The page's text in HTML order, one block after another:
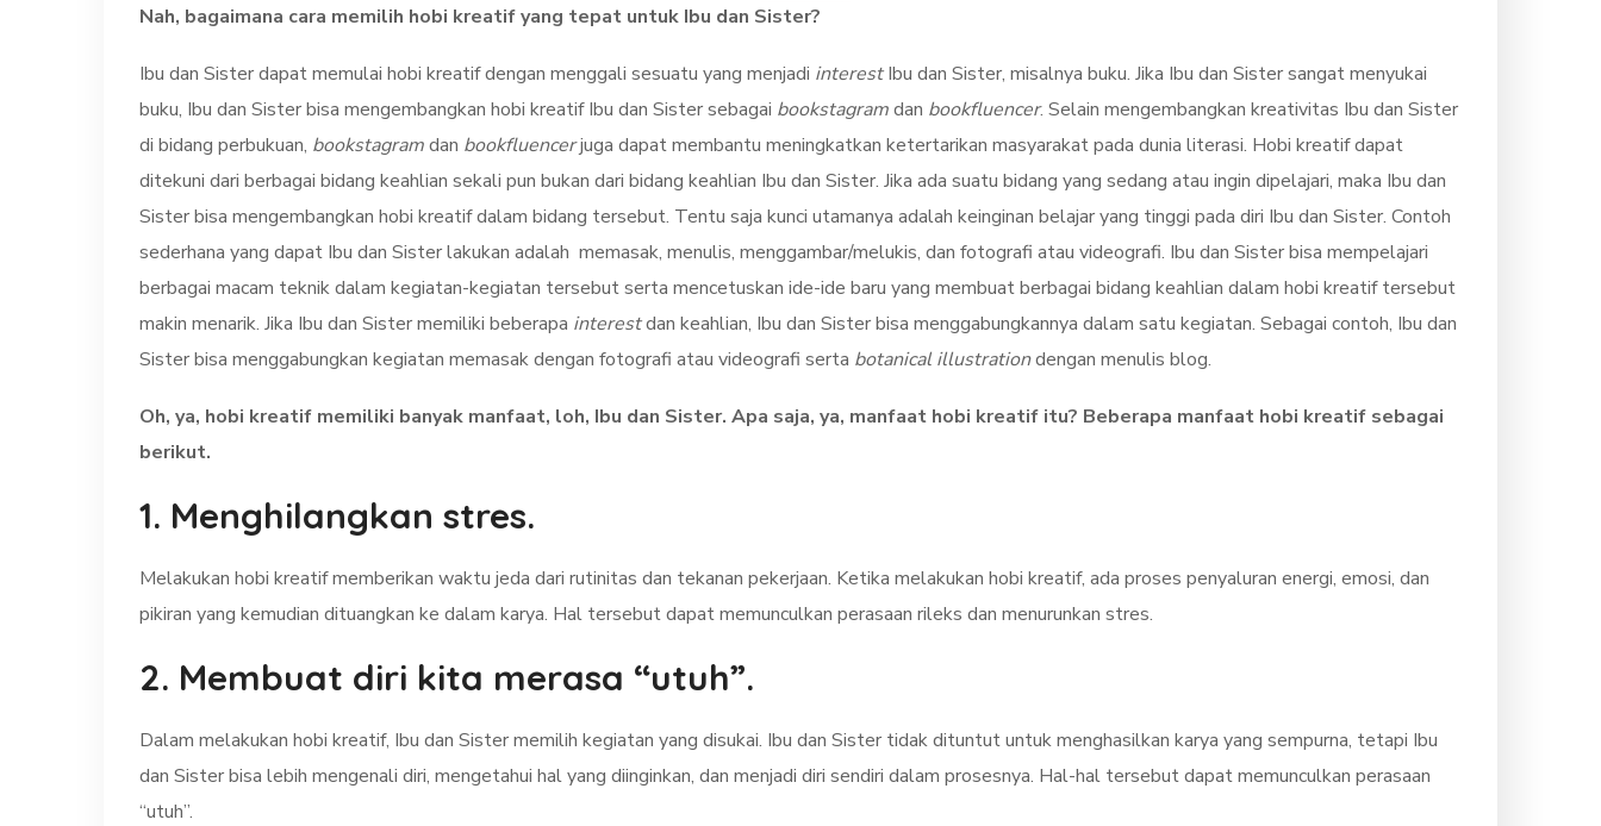
Nah, bagaimana cara memilih hobi kreatif yang tepat untuk Ibu dan Sister?
Ibu dan Sister dapat memulai hobi kreatif dengan menggali sesuatu yang menjadi interestIbu dan Sister, misalnya buku. Jika Ibu dan Sister sangat menyukai
buku, Ibu dan Sister bisa mengembangkan hobi kreatif Ibu dan Sister sebagai bookstagramdan bookfluencer. Selain mengembangkan kreativitas Ibu dan Sister
di bidang perbukuan, bookstagramdan bookfluencerjuga dapat membantu meningkatkan ketertarikan masyarakat pada dunia literasi. Hobi kreatif dapat
ditekuni dari berbagai bidang keahlian sekali pun bukan dari bidang keahlian Ibu dan Sister. Jika ada suatu bidang yang sedang atau ingin dipelajari, maka Ibu dan
Sister bisa mengembangkan hobi kreatif dalam bidang tersebut. Tentu saja kunci utamanya adalah keinginan belajar yang tinggi pada diri Ibu dan Sister. Contoh
sederhana yang dapat Ibu dan Sister lakukan adalah memasak, menulis, menggambar/melukis, dan fotografi atau videografi. Ibu dan Sister bisa mempelajari
berbagai macam teknik dalam kegiatan-kegiatan tersebut serta mencetuskan ide-ide baru yang membuat berbagai bidang keahlian dalam hobi kreatif tersebut
makin menarik. Jika Ibu dan Sister memiliki beberapa interestdan keahlian, Ibu dan Sister bisa menggabungkannya dalam satu kegiatan. Sebagai contoh, Ibu dan
Sister bisa menggabungkan kegiatan memasak dengan fotografi atau videografi serta botanical illustrationdengan menulis blog.
Oh, ya, hobi kreatif memiliki banyak manfaat, loh, Ibu dan Sister. Apa saja, ya, manfaat hobi kreatif itu? Beberapa manfaat hobi kreatif sebagai
berikut.
1. Menghilangkan stres.
Melakukan hobi kreatif memberikan waktu jeda dari rutinitas dan tekanan pekerjaan. Ketika melakukan hobi kreatif, ada proses penyaluran energi, emosi, dan
pikiran yang kemudian dituangkan ke dalam karya. Hal tersebut dapat memunculkan perasaan rileks dan menurunkan stres.
2. Membuat diri kita merasa “utuh”.
Dalam melakukan hobi kreatif, Ibu dan Sister memilih kegiatan yang disukai. Ibu dan Sister tidak dituntut untuk menghasilkan karya yang sempurna, tetapi Ibu
dan Sister bisa lebih mengenali diri, mengetahui hal yang diinginkan, dan menjadi diri sendiri dalam prosesnya. Hal-hal tersebut dapat memunculkan perasaan
“utuh”.